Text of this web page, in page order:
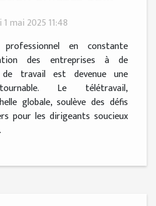
1 mai 2025 11:48
en constante
des entreprises à de
de travail est devenue une
Le télétravail,
globale, soulève des défis
pour les dirigeants soucieux